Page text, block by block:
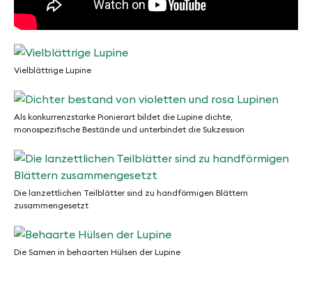
Vielblättrige Lupine
Vielblättrige
Lupine
Naturpark
Pfyn-
Finges
Als konkurrenzstarke Pionierart bildet die Lupine dichte,
monospezifische Bestände und unterbindet die Sukzession
Als
konkurrenzstarke
Pionierart
bildet
die
Lupine
dichte,
Die lanzettlichen Teilblätter sind zu handförmigen Blättern
zusammengesetzt
Die
lanzettlichen
Die Samen in behaarten Hülsen der Lupine